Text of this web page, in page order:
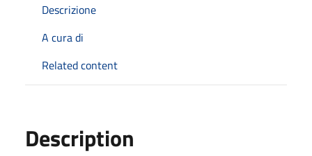
Descrizione
A cura di
Related content
Description